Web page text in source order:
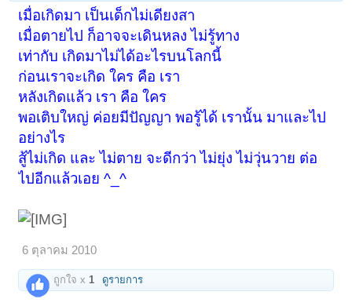
เมื่อเกิดมา เป็นเด็กไม่เดียงสา
เมื่อตายไป ก็อาจจะเดินหลง ไม่รู้ทาง
เท่ากับ เกิดมาไม่ได้อะไรบนโลกนี้
ก่อนเราจะเกิด ใคร คือ เรา
หลังเกิดแล้ว เรา คือ ใคร
พอเติบใหญ่ ค่อยมีปัญญา พอรู้ได้ เรานั้น มาและไป
อย่างไร
สู้ไม่เกิด และ ไม่ตาย จะดีกว่า ไม่ยุ่ง ไม่วุ่นวาย ต่อ
ไปอีกแล้วเอย ^_^
6 ตุลาคม 2010
ถูกใจ x 1 ดูรายการ